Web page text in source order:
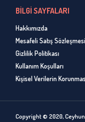
BİLGİ SAYFALARI
Hakkımızda
Mesafeli Satış Sözleşmesi
Gizlilik Politikası
Kullanım Koşulları
Kişisel Verilerin
Copyright © 2020, Ceyhun